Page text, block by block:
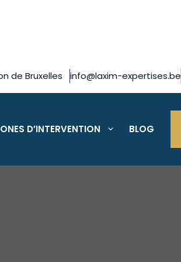
de Bruxelles info@laxim-expertises.be
D’INTERVENTION BLOG